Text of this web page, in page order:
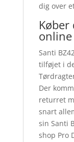
dig over
online
Santi
tilføjet i
Der
returret
snart
sin Santi
shop Pro